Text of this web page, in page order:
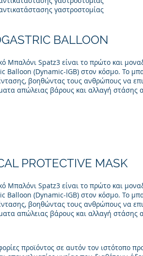
γαστροστομίας
BALLOON
Μπαλόνι Spatz3 είναι το πρώτο και
Balloon (Dynamic-IGB) στον κόσμο. Το
βοηθώντας τους ανθρώπους να
απώλειας βάρους και αλλαγή στάσης
PROTECTIVE MASK
Μπαλόνι Spatz3 είναι το πρώτο και
Balloon (Dynamic-IGB) στον κόσμο. Το
βοηθώντας τους ανθρώπους να
απώλειας βάρους και αλλαγή στάσης
προϊόντος σε αυτόν τον ιστότοπο